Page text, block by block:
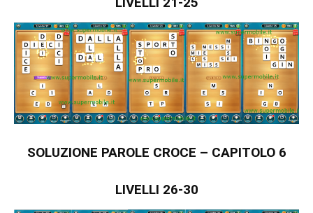
SOLUZIONE PAROLE CROCE – CAPITOLO 6
LIVELLI 26-30